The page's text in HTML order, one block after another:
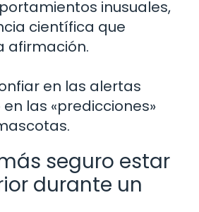
inusuales,
científica que
afirmación.
en las alertas
las «predicciones»
seguro estar
durante un